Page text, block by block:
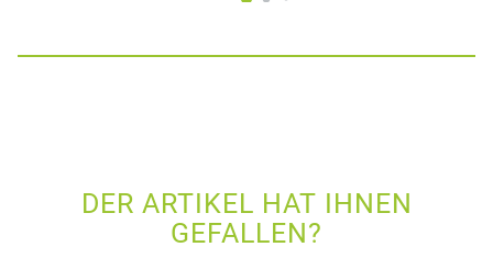
DER ARTIKEL HAT IHNEN
GEFALLEN?